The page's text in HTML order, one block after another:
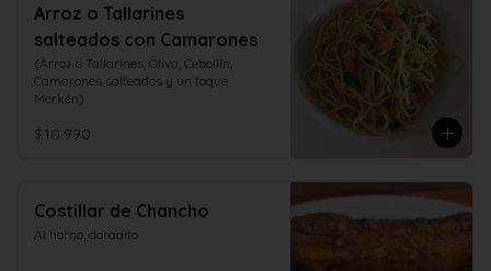
Arroz o Tallarines
salteados con Camarones
(Arroz o Tallarines, Oliva, Cebollín,
Camarones salteados y un toque
Merkén)
$10.990
Costillar de Chancho
Al horno, doradito